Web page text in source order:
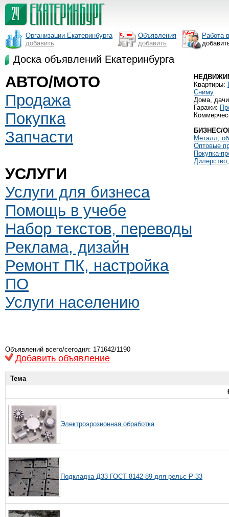
Организации Екатеринбурга
добавить
Объявления
добавить
Работа
Доска объявлений Екатеринбурга
АВТО/МОТО
Продажа
Покупка
Запчасти
УСЛУГИ
Услуги для бизнеса
Помощь в учебе
Набор текстов, переводы
Реклама, дизайн
Ремонт ПК, настройка
ПО
Услуги населению
Квартиры:
Сниму
Дома,
Гаражи:
БИЗНЕС/
Металл,
Оптовые
Покупка-
Объявлений всего/сегодня: 171642/1190
Добавить объявление
Тема
Электроэрозионная обработка
Подкладка Д33 ГОСТ 8142-89 для рельс Р-33